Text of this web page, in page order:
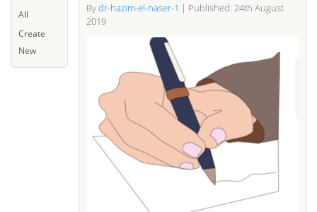
All
Create
New
Bydr-hazim-el-naser-1 | Published: 24th August
2019